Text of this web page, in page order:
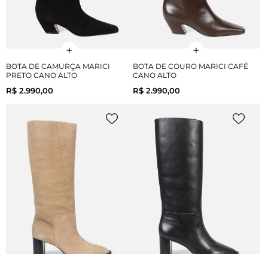
BOTA DE CAMURÇA MARICI
PRETO CANO ALTO
R$ 2.990,00
BOTA DE COURO MARICI CAFÉ
CANO ALTO
R$ 2.990,00